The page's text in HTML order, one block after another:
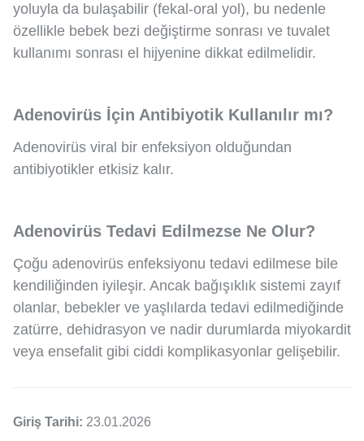
yoluyla da bulaşabilir (fekal-oral yol), bu nedenle
özellikle bebek bezi değiştirme sonrası ve tuvalet
kullanımı sonrası el hijyenine dikkat edilmelidir.
Adenovirüs İçin Antibiyotik Kullanılır mı?
Adenovirüs viral bir enfeksiyon olduğundan
antibiyotikler etkisiz kalır.
Adenovirüs Tedavi Edilmezse Ne Olur?
Çoğu adenovirüs enfeksiyonu tedavi edilmese bile
kendiliğinden iyileşir. Ancak bağışıklık sistemi zayıf
olanlar, bebekler ve yaşlılarda tedavi edilmediğinde
zatürre, dehidrasyon ve nadir durumlarda miyokardit
veya ensefalit gibi ciddi komplikasyonlar gelişebilir.
Giriş Tarihi: 23.01.2026